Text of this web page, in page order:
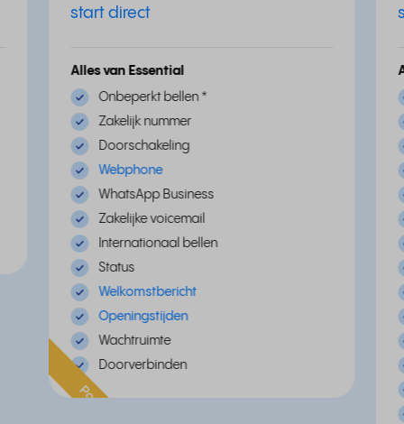
start direct
Alles van Essential
Onbeperkt bellen *
Zakelijk nummer
Doorschakeling
Webphone
WhatsApp Business
Zakelijke voicemail
Internationaal bellen
Status
Welkomstbericht
Openingstijden
Wachtruimte
Doorverbinden
Populair